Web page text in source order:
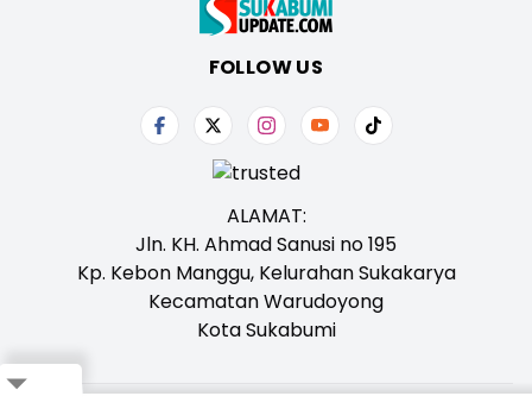
FOLLOW US
ALAMAT:
Jln. KH. Ahmad Sanusi no 195
Kp. Kebon Manggu, Kelurahan Sukakarya
Kecamatan Warudoyong
Kota Sukabumi